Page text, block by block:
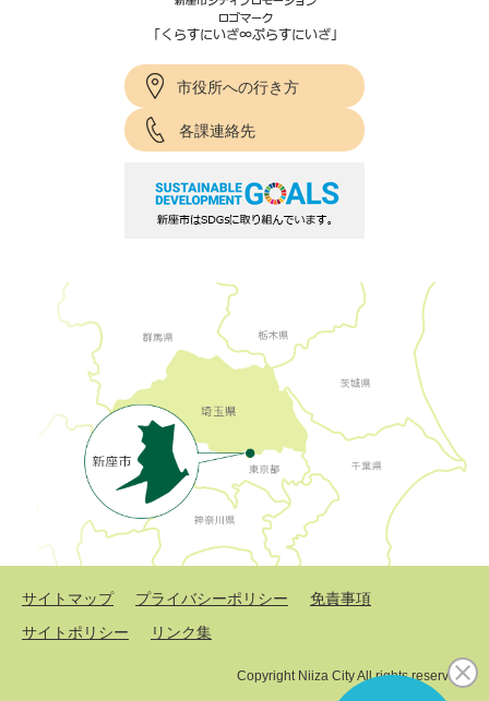
市役所への行き方
各課連絡先
サイトマップ プライバシーポリシー
免責事項
サイトポリシー
リンク集
Copyright Niiza City All rights reserved.